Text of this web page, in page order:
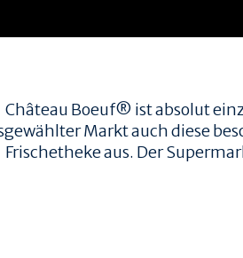
Château Boeuf® ist absolut
Markt auch diese
Frischetheke aus. Der
& RÜCKVERFOLGBARKEIT